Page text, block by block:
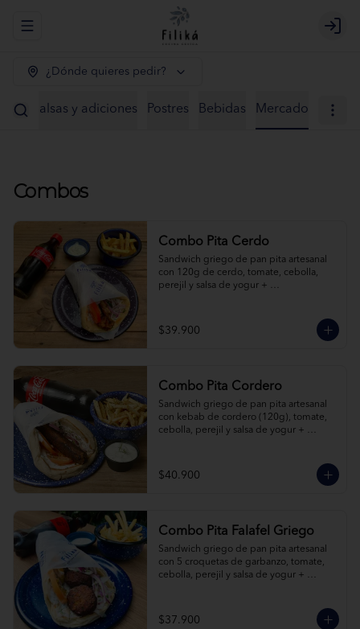
Abrir menu de navegación
¿Dónde quieres pedir?
Salsas y adiciones Postres Bebidas Mercado
Combos
Combo Pita Cerdo
Sandwich griego de pan pita artesanal
con 120g de cerdo, tomate, cebolla,
perejil y salsa de yogur +
$39.900
Combo Pita Cordero
Sandwich griego de pan pita artesanal
con kebab de cordero (120g), tomate,
cebolla, perejil y salsa de yogur +
$40.900
Combo Pita Falafel Griego
Sandwich griego de pan pita artesanal
con 5 croquetas de garbanzo, tomate,
cebolla, perejil y salsa de yogur +
$37.900